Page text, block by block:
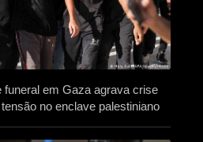
funeral em Gaza agrava crise
no enclave palestiniano